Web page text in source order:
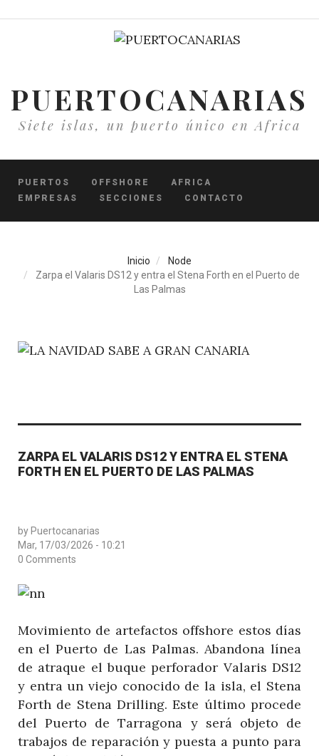
PUERTOCANARIAS
Siete islas, un puerto único en Africa
PUERTOS OFFSHORE
AFRICA
EMPRESAS
SECCIONES CONTACTO
Inicio
Node
Zarpa el Valaris DS12 y entra el Stena Forth en el Puerto de
Las Palmas
ZARPA EL VALARIS DS12 Y ENTRA EL STENA
FORTH EN EL PUERTO DE LAS PALMAS
by Puertocanarias
Mar, 17/03/2026 - 10:21
0 Comments
Movimiento de artefactos offshore estos días
en el Puerto de Las Palmas. Abandona línea
de atraque el buque perforador Valaris DS12
y entra un viejo conocido de la isla, el Stena
Forth de Stena Drilling. Este último procede
del Puerto de Tarragona y será objeto de
trabajos de reparación y puesta a punto para